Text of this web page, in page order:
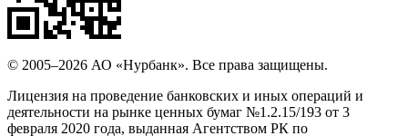
© 2005–2026 АО «Нурбанк». Все права защищены.
Лицензия на проведение банковских и иных операций и
деятельности на рынке ценных бумаг №1.2.15/193 от 3
февраля 2020 года, выданная Агентством РК по